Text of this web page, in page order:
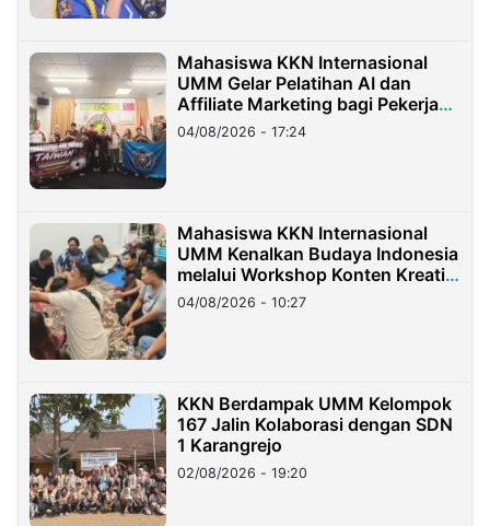
Mahasiswa KKN Internasional
UMM Gelar Pelatihan AI dan
Affiliate Marketing bagi Pekerja
Migran Indonesia di Taiwan
04/08/2026 - 17:24
Mahasiswa KKN Internasional
UMM Kenalkan Budaya Indonesia
melalui Workshop Konten Kreatif
di Taiwan
04/08/2026 - 10:27
KKN Berdampak UMM Kelompok
167 Jalin Kolaborasi dengan SDN
1 Karangrejo
02/08/2026 - 19:20